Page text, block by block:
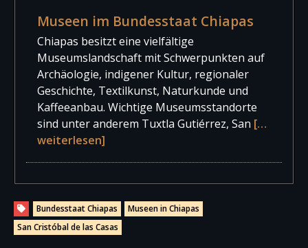
Museen im Bundesstaat Chiapas
Chiapas besitzt eine vielfältige
Museumslandschaft mit Schwerpunkten auf
Archäologie, indigener Kultur, regionaler
Geschichte, Textilkunst, Naturkunde und
Kaffeeanbau. Wichtige Museumsstandorte
sind unter anderem Tuxtla Gutiérrez, San […
weiterlesen]
Bundesstaat Chiapas
Museen in Chiapas
San Cristóbal de las Casas